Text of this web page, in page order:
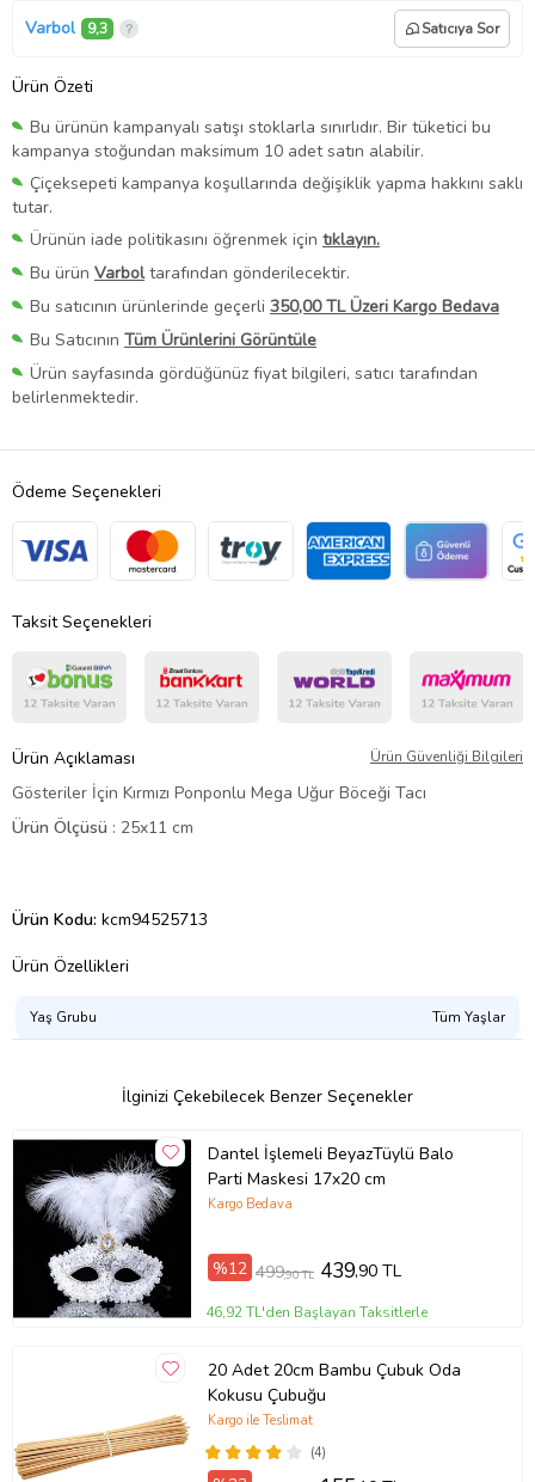
Varbol 9,3 Satıcıya Sor
Ürün Özeti
Bu ürünün kampanyalı satışı stoklarla sınırlıdır. Bir tüketici bu
kampanya stoğundan maksimum 10 adet satın alabilir.
Çiçeksepeti kampanya koşullarında değişiklik yapma hakkını saklı
tutar.
Ürünün iade politikasını öğrenmek için tıklayın.
Bu ürün Varboltarafından gönderilecektir.
Bu satıcının ürünlerinde geçerli 350,00 TL Üzeri Kargo Bedava
Bu Satıcının Tüm Ürünlerini Görüntüle
Ürün sayfasında gördüğünüz fiyat bilgileri, satıcı tarafından
belirlenmektedir.
Ödeme Seçenekleri
Taksit Seçenekleri
Ürün Açıklaması Ürün Güvenliği Bilgileri
Gösteriler İçin Kırmızı Ponponlu Mega Uğur Böceği Tacı
Ürün Ölçüsü : 25x11 cm
Ürün Kodu: kcm94525713
Ürün Özellikleri
Yaş Grubu Tüm Yaşlar
İlginizi Çekebilecek Benzer Seçenekler
Dantel İşlemeli BeyazTüylü Balo
Parti Maskesi 17x20 cm
Kargo Bedava
%12 499,90 TL 439,90 TL
46,92 TL'den Başlayan Taksitlerle
20 Adet 20cm Bambu Çubuk Oda
Kokusu Çubuğu
(4)
Kargo ile Teslimat